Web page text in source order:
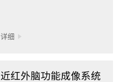
详细
近红外脑功能成像系统